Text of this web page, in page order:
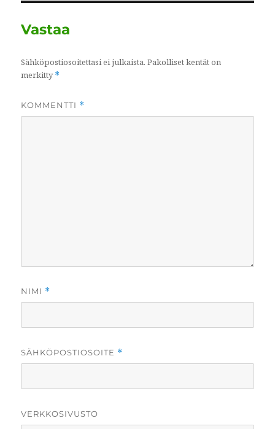
Vastaa
Sähköpostiosoitettasi ei julkaista. Pakolliset kentät on
merkitty*
KOMMENTTI *
NIMI *
SÄHKÖPOSTIOSOITE *
VERKKOSIVUSTO